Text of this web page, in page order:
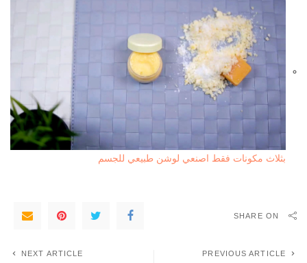
بثلاث مكونات فقط اصنعي لوشن طبيعي للجسم
SHARE ON
PREVIOUS ARTICLE
NEXT ARTICLE